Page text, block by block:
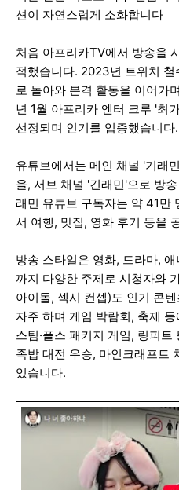
션이 자연스럽게 소화합니다
처음 아프리카TV에서 방송을
적했습니다. 2023년 트위치
로 돌아와 본격 활동을 이어가
년 1월 아프리카 엔터 크루 '최
선정되며 인기를 입증했습니다.
유튜브에서는 메인 채널 '기래
을, 서브 채널 '긴래민'으로 방
래민 유튜브 구독자는 약 41만
서 여행, 맛집, 영화 후기 등을
방송 스타일은 영화, 드라마,
까지 다양한 주제로 시청자와
아이돌, 섹시 컨셉)도 인기 콘
자주 하며 게임 박람회, 축제
스팀·플스 패키지 게임, 링피
족밥 대전 우승, 마인크래프트
있습니다.